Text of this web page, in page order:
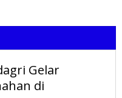
Litbang
Gelar
Webinar
Konflik
Gelar
di